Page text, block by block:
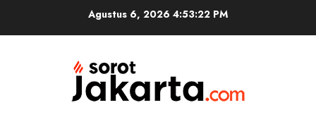
Agustus 6, 2026 4:53:22 PM